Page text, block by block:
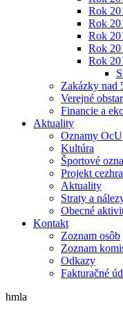
Rok
Rok
Rok
Rok
Rok
Zakázky nad
Verejné
Financie a
Aktuality
Oznamy OcU
Kultúra
Športové
Projekt
Aktuality
Straty a
Obecné
Kontakt
Zoznam osôb
Zoznam
Odkazy
Fakturačné
hmla